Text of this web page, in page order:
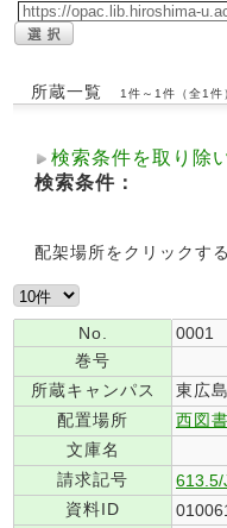
所蔵一覧 1件～1件（全1件
検索条件を取り除
検索条件：
配架場所をクリックす
No.
0001
巻号
所蔵キャンパス
東広
配置場所
西図
文庫名
請求記号
613.5/
資料ID